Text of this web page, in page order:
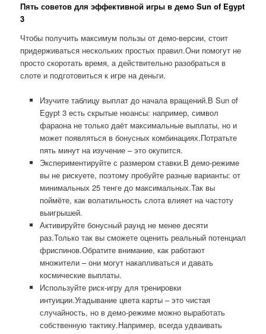
Пять советов для эффективной игры в демо Sun of Egypt
3
Чтобы получить максимум пользы от демо-версии, стоит
придерживаться нескольких простых правил.Они помогут не
просто скоротать время, а действительно разобраться в
слоте и подготовиться к игре на деньги.
Изучите таблицу выплат до начала вращений.В Sun of
Egypt 3 есть скрытые нюансы: например, символ
фараона не только даёт максимальные выплаты, но и
может появляться в бонусных комбинациях.Потратьте
пять минут на изучение – это окупится.
Экспериментируйте с размером ставки.В демо-режиме
вы не рискуете, поэтому пробуйте разные варианты: от
минимальных 25 тенге до максимальных.Так вы
поймёте, как волатильность слота влияет на частоту
выигрышей.
Активируйте бонусный раунд не менее десяти
раз.Только так вы сможете оценить реальный потенциал
фриспинов.Обратите внимание, как работают
множители – они могут накапливаться и давать
космические выплаты.
Используйте риск-игру для тренировки
интуиции.Угадывание цвета карты – это чистая
случайность, но в демо-режиме можно выработать
собственную тактику.Например, всегда удваивать